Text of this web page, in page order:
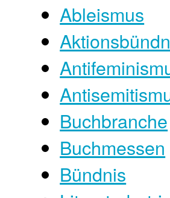
Ableismus
Buchbranche
Buchmessen
Bündnis